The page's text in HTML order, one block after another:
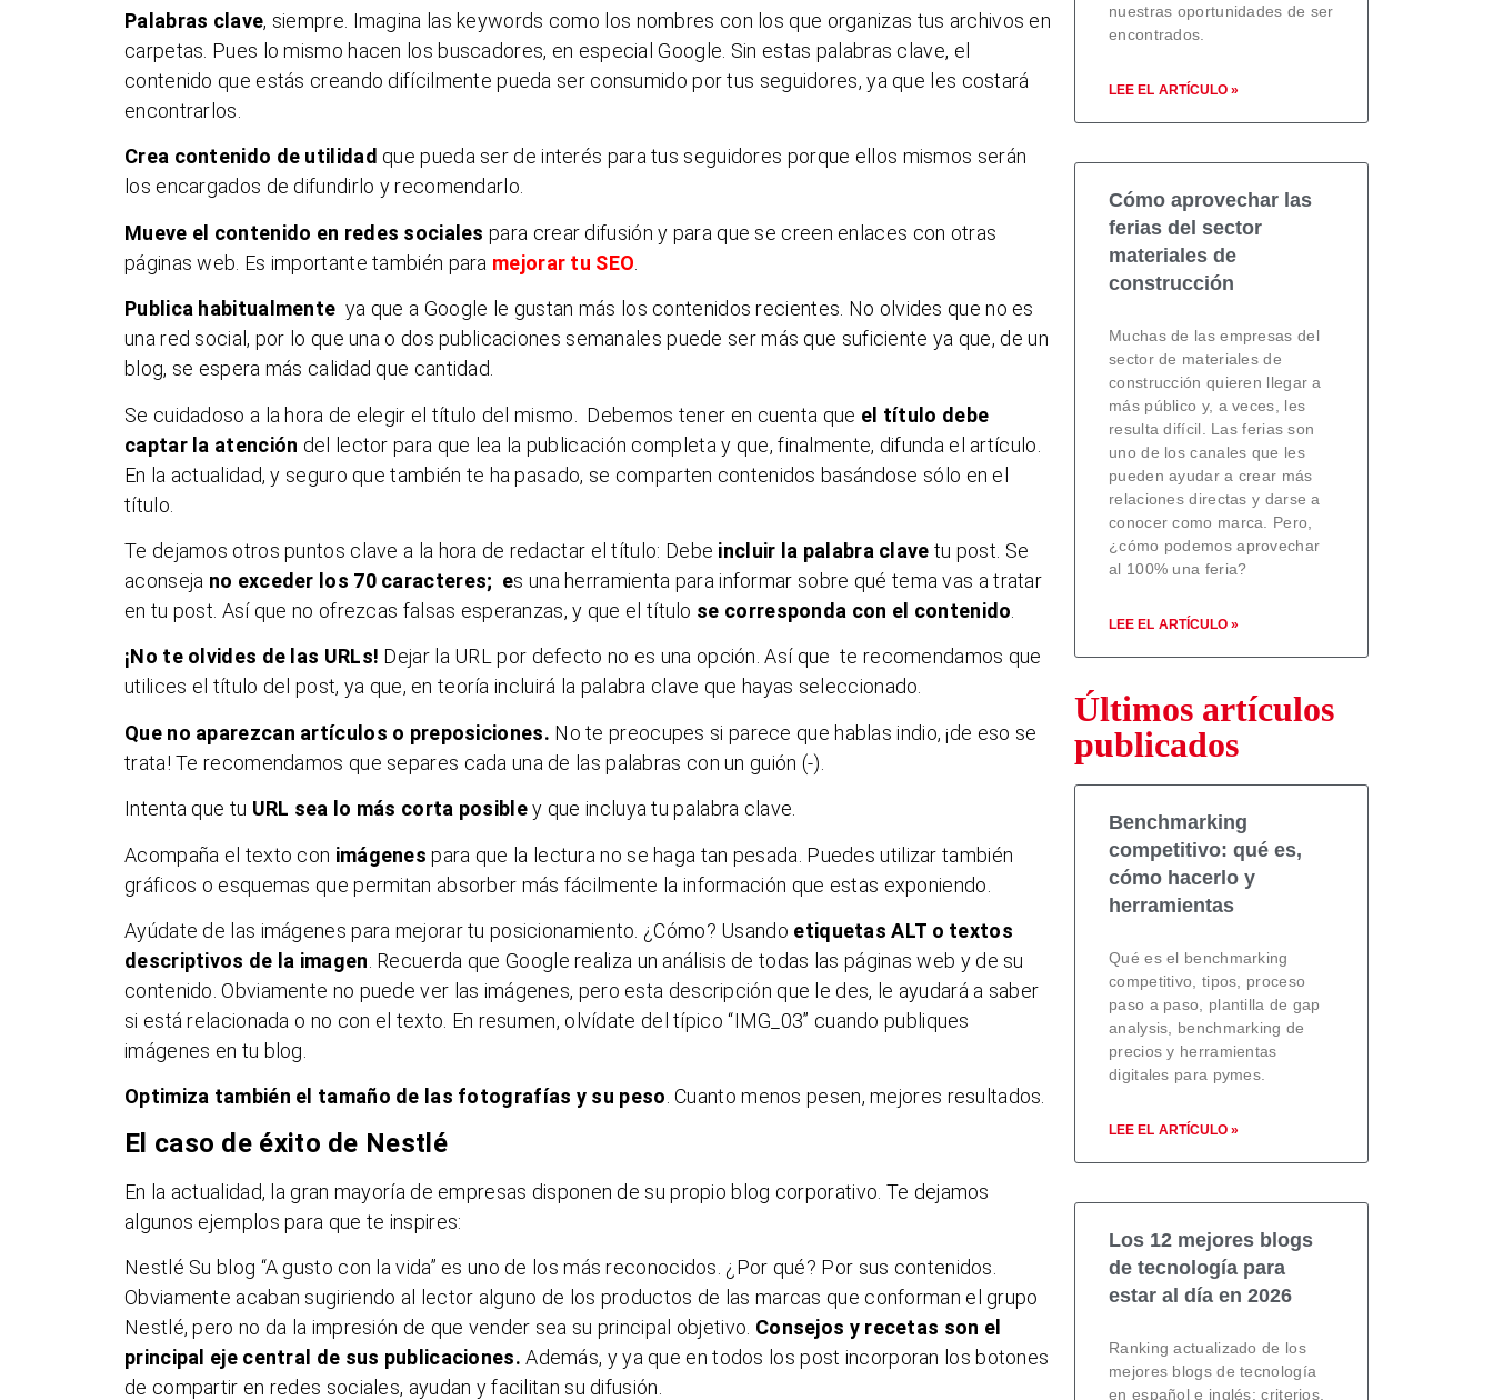
Palabras clave, siempre. Imagina las keywords como los nombres con los que organizas tus archivos en
carpetas. Pues lo mismo hacen los buscadores, en especial Google. Sin estas palabras clave, el
contenido que estás creando difícilmente pueda ser consumido por tus seguidores, ya que les costará
encontrarlos.
Crea contenido de utilidad que pueda ser de interés para tus seguidores porque ellos mismos serán
los encargados de difundirlo y recomendarlo.
Mueve el contenido en redes sociales para crear difusión y para que se creen enlaces con otras
páginas web. Es importante también para mejorar tu SEO
Publica habitualmente ya que a Google le gustan más los contenidos recientes. No olvides que no es
una red social, por lo que una o dos publicaciones semanales puede ser más que suficiente ya que, de un
blog, se espera más calidad que cantidad.
Se cuidadoso a la hora de elegir el título del mismo. Debemos tener en cuenta que el título debe
captar la atención del lector para que lea la publicación completa y que, finalmente, difunda el artículo.
En la actualidad, y seguro que también te ha pasado, se comparten contenidos basándose sólo en el
título.
Te dejamos otros puntos clave a la hora de redactar el título: Debe incluir la palabra clave tu post. Se
aconseja no exceder los 70 caracteres; es una herramienta para informar sobre qué tema vas a tratar
en tu post. Así que no ofrezcas falsas esperanzas, y que el título se corresponda con el contenido
¡No te olvides de las URLs! Dejar la URL por defecto no es una opción. Así que te recomendamos que
utilices el título del post, ya que, en teoría incluirá la palabra clave que hayas seleccionado.
Que no aparezcan artículos o preposiciones. No te preocupes si parece que hablas indio, ¡de eso se
trata! Te recomendamos que separes cada una de las palabras con un guión (-).
Intenta que tu URL sea lo más corta posibley que incluya tu palabra clave.
Acompaña el texto con imágenes para que la lectura no se haga tan pesada. Puedes utilizar también
gráficos o esquemas que permitan absorber más fácilmente la información que estas exponiendo.
Ayúdate de las imágenes para mejorar tu posicionamiento. ¿Cómo? Usando etiquetas ALT o textos
descriptivos de la imagen . Recuerda que Google realiza un análisis de todas las páginas web y de su
contenido. Obviamente no puede ver las imágenes, pero esta descripción que le des, le ayudará a saber
si está relacionada o no con el texto. En resumen, olvídate del típico “IMG_03” cuando publiques
imágenes en tu blog.
Optimiza también el tamaño de las fotografías y su peso. Cuanto menos pesen, mejores resultados.
El caso de éxito de Nestlé
En la actualidad, la gran mayoría de empresas disponen de su propio blog corporativo. Te dejamos
algunos ejemplos para que te inspires:
Nestlé Su blog “A gusto con la vida” es uno de los más reconocidos. ¿Por qué? Por sus contenidos.
Obviamente acaban sugiriendo al lector alguno de los productos de las marcas que conforman el grupo
Nestlé, pero no da la impresión de que vender sea su principal objetivo. Consejos y recetas son el
principal eje central de sus publicaciones. Además, y ya que en todos los post incorporan los botones
de compartir en redes sociales, ayudan y facilitan su difusión.
nuestras oportunidades de ser
encontrados.
LEE EL ARTÍCULO »
Cómo aprovechar las
ferias del sector
materiales de
construcción
Muchas de las empresas del
sector de materiales de
construcción quieren llegar a
más público y, a veces, les
resulta difícil. Las ferias son
uno de los canales que les
pueden ayudar a crear más
relaciones directas y darse a
conocer como marca. Pero,
¿cómo podemos aprovechar
al 100% una feria?
LEE EL ARTÍCULO »
Últimos artículos
publicados
Benchmarking
competitivo: qué es,
cómo hacerlo y
herramientas
Qué es el benchmarking
competitivo, tipos, proceso
paso a paso, plantilla de gap
analysis, benchmarking de
precios y herramientas
digitales para pymes.
LEE EL ARTÍCULO »
Los 12 mejores blogs
de tecnología para
estar al día en 2026
Ranking actualizado de los
mejores blogs de tecnología
en español e inglés: criterios,